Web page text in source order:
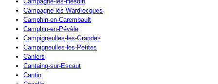
Campagne-lès-Wardrecques
Camphin-en-Carembault
Camphin-en-Pévèle
Campigneulles-les-Grandes
Campigneulles-les-Petites
Canlers
Cantaing-sur-Escaut
Cantin